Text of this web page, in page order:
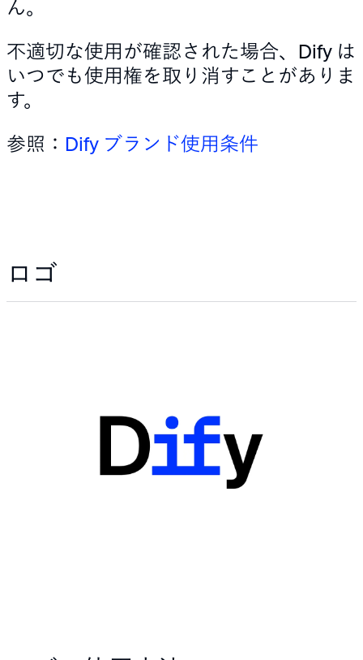
ん。
不適切な使用が確認された場合、Dify は
いつでも使用権を取り消すことがありま
す。
参照： Dify ブランド使用条件
ロゴ